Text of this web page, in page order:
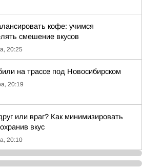
кофе: учимся
смешение вкусов
20:25
на трассе под Новосибирском
20:19
или враг? Как минимизировать
вкус
20:10